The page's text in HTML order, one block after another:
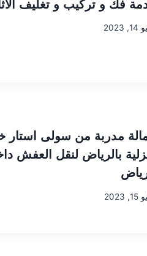
فك و تركيب و تغليف
مدربة من سولى استار
بالرياض لنقل العفش
2023